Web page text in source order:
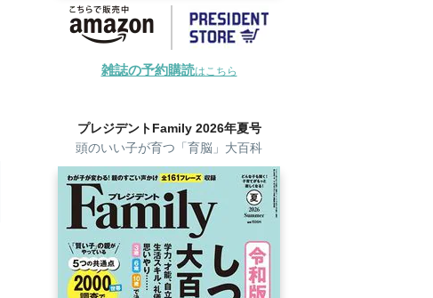
雑誌の予約購読はこちら
プレジデントFamily 2026年夏号
頭のいい子が育つ「育脳」大百科